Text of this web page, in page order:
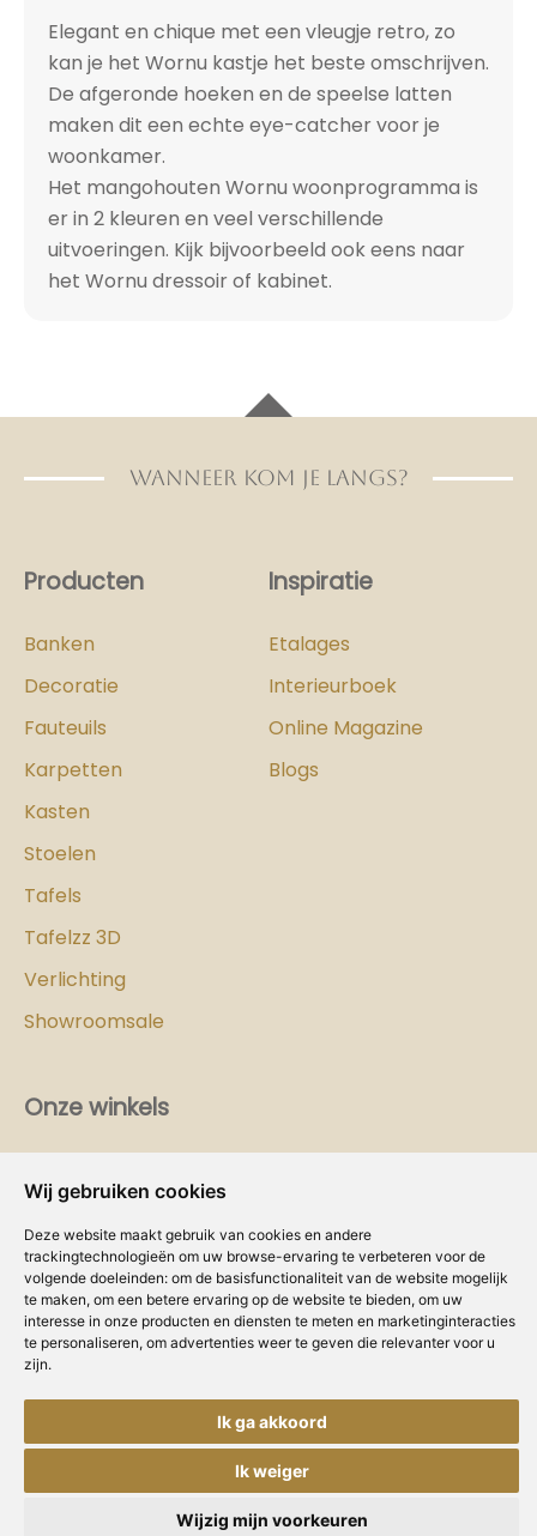
Wij gebruiken cookies
Deze website maakt gebruik van cookies en andere
trackingtechnologieën om uw browse-ervaring te verbeteren voor de
volgende doeleinden: om de basisfunctionaliteit van de website mogelijk
te maken, om een betere ervaring op de website te bieden, om uw
interesse in onze producten en diensten te meten en marketinginteracties
te personaliseren, om advertenties weer te geven die relevanter voor u
zijn.
Ik ga akkoord
Ik weiger
Wijzig mijn voorkeuren
Elegant en chique met een vleugje retro, zo
kan je het Wornu kastje het beste omschrijven.
De afgeronde hoeken en de speelse latten
maken dit een echte eye-catcher voor je
woonkamer.
Het mangohouten Wornu woonprogramma is
er in 2 kleuren en veel verschillende
uitvoeringen. Kijk bijvoorbeeld ook eens naar
het Wornu dressoir of kabinet.
WANNEER KOM JE LANGS?
Producten
Banken
Decoratie
Fauteuils
Karpetten
Kasten
Stoelen
Tafels
Tafelzz 3D
Verlichting
Showroomsale
Inspiratie
Etalages
Interieurboek
Online Magazine
Blogs
Onze winkels
Dealer worden?
Volg ons
Copyright © Concepts & Companies BV.
Privacybeleid|Disclaimer| Cookies